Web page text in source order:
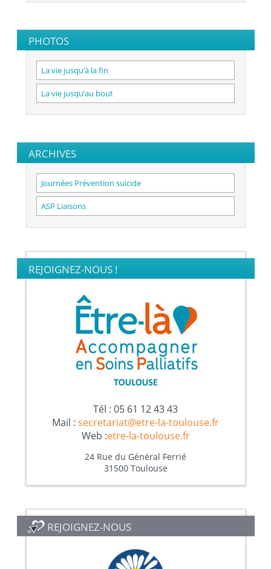
PHOTOS
La vie jusqu’à la fin
La vie jusqu’au bout
ARCHIVES
Journées Prévention suicide
ASP Liaisons
REJOIGNEZ-NOUS !
Tél : 05 61 12 43 43
Mail : secretariat@etre-la-toulouse.fr
Web :etre-la-toulouse.fr
24 Rue du Général Ferrié
31500 Toulouse
REJOIGNEZ-NOUS